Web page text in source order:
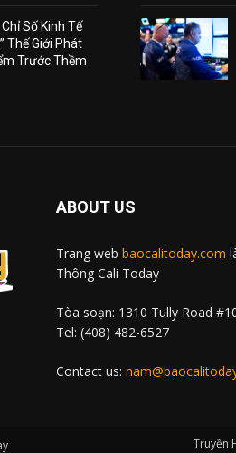
Số Kinh Tế
Thế Giới Phát
Trước Thềm
ABOUT US
Trang web baocalitoday.com
Thông Cali Today
Tòa soạn: 1310 Tully Road
Tel: (408) 482-6527
Contact us:
Truyền